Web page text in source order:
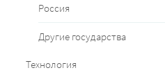
Россия
Другие государства
Технология